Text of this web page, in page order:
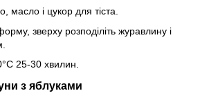
масло і цукор для тіста.
зверху розподіліть журавлину і
25-30 хвилин.
з яблуками